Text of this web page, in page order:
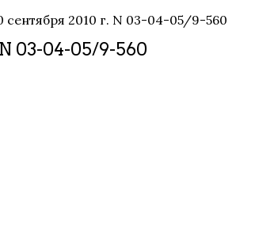
2010 г. N 03-04-05/9-560
03-04-05/9-560